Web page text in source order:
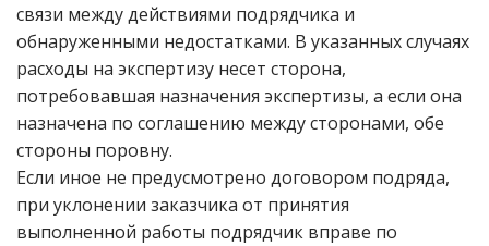
связи между действиями подрядчика и
обнаруженными недостатками. В указанных случаях
расходы на экспертизу несет сторона,
потребовавшая назначения экспертизы, а если она
назначена по соглашению между сторонами, обе
стороны поровну.
Если иное не предусмотрено договором подряда,
при уклонении заказчика от принятия
выполненной работы подрядчик вправе по